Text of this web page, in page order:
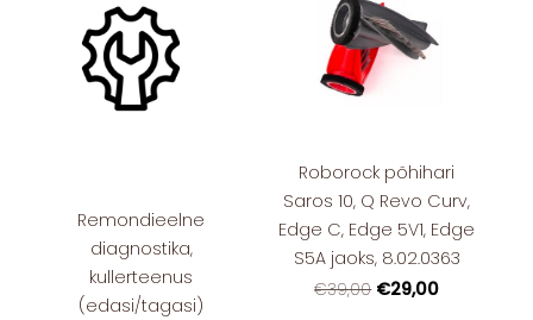
Remondieelne
diagnostika,
kullerteenus
(edasi/tagasi)
Roborock põhihari
Saros 10, Q Revo Curv,
Edge C, Edge 5V1, Edge
S5A jaoks, 8.02.0363
€39,00 €29,00